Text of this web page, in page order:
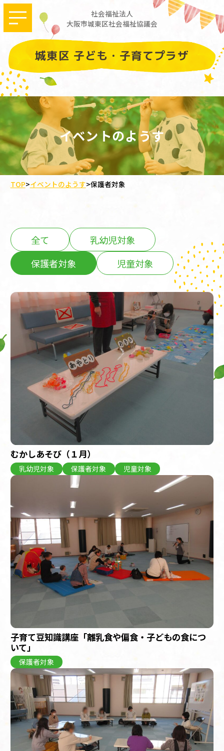
社会福祉法人
大阪市城東区社会福祉協議会
城東区 子ども・子育てプラザ
イベントのようす
TOP>イベントのようす>保護者対象
全て
乳幼児対象
保護者対象
児童対象
むかしあそび（１月）
乳幼児対象 保護者対象 児童対象
子育て豆知識講座「離乳食や偏食・子どもの食につ
いて」
保護者対象